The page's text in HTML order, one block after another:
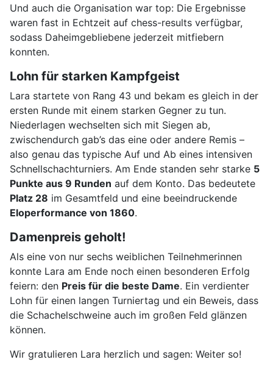
Und auch die Organisation war top: Die Ergebnisse
waren fast in Echtzeit auf chess-results verfügbar,
sodass Daheimgebliebene jederzeit mitfiebern
konnten.
Lohn für starken Kampfgeist
Lara startete von Rang 43 und bekam es gleich in der
ersten Runde mit einem starken Gegner zu tun.
Niederlagen wechselten sich mit Siegen ab,
zwischendurch gab’s das eine oder andere Remis –
also genau das typische Auf und Ab eines intensiven
Schnellschachturniers. Am Ende standen sehr starke 5
Punkte aus 9 Runden auf dem Konto. Das bedeutete
Platz 28 im Gesamtfeld und eine beeindruckende
Eloperformance von 1860.
Damenpreis geholt!
Als eine von nur sechs weiblichen Teilnehmerinnen
konnte Lara am Ende noch einen besonderen Erfolg
feiern: den Preis für die beste Dame. Ein verdienter
Lohn für einen langen Turniertag und ein Beweis, dass
die Schachelschweine auch im großen Feld glänzen
können.
Wir gratulieren Lara herzlich und sagen: Weiter so!